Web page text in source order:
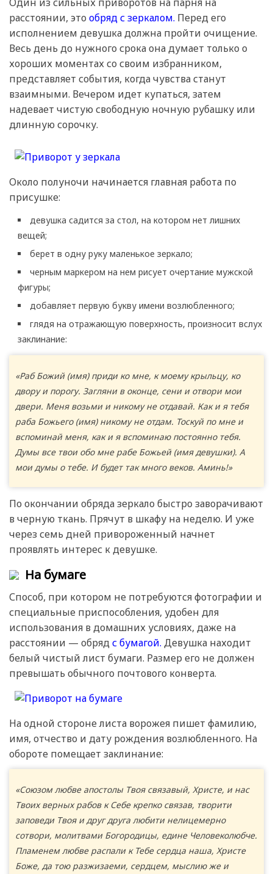
Один из сильных приворотов на парня на
расстоянии, это обряд с зеркалом. Перед его
исполнением девушка должна пройти очищение.
Весь день до нужного срока она думает только о
хороших моментах со своим избранником,
представляет события, когда чувства станут
взаимными. Вечером идет купаться, затем
надевает чистую свободную ночную рубашку или
длинную сорочку.
Около полуночи начинается главная работа по
присушке:
девушка садится за стол, на котором нет лишних
вещей;
берет в одну руку маленькое зеркало;
черным маркером на нем рисует очертание мужской
фигуры;
добавляет первую букву имени возлюбленного;
глядя на отражающую поверхность, произносит вслух
заклинание:
«Раб Божий (имя) приди ко мне, к моему крыльцу, ко
двору и порогу. Загляни в оконце, сени и отвори мои
двери. Меня возьми и никому не отдавай. Как и я тебя
раба Божьего (имя) никому не отдам. Тоскуй по мне и
вспоминай меня, как и я вспоминаю постоянно тебя.
Думы все твои обо мне рабе Божьей (имя девушки). А
мои думы о тебе. И будет так много веков. Аминь!»
По окончании обряда зеркало быстро заворачивают
в черную ткань. Прячут в шкафу на неделю. И уже
через семь дней привороженный начнет
проявлять интерес к девушке.
На бумаге
Способ, при котором не потребуются фотографии и
специальные приспособления, удобен для
использования в домашних условиях, даже на
расстоянии — обрядс бумагой. Девушка находит
белый чистый лист бумаги. Размер его не должен
превышать обычного почтового конверта.
На одной стороне листа ворожея пишет фамилию,
имя, отчество и дату рождения возлюбленного. На
обороте помещает заклинание:
«Союзом любве апостолы Твоя связавый, Христе, и нас
Твоих верных рабов к Себе крепко связав, творити
заповеди Твоя и друг друга любити нелицемерно
сотвори, молитвами Богородицы, едине Человеколюбче.
Пламенем любве распали к Тебе сердца наша, Христе
Боже, да тою разжизаеми, сердцем, мыслию же и